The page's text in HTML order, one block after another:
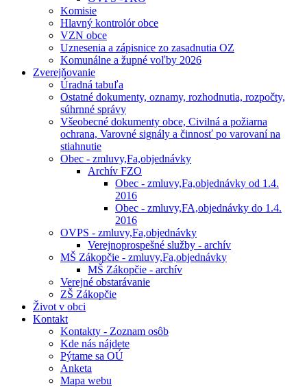
Komisie
Hlavný kontrolór obce
VZN obce
Uznesenia a zápisnice zo zasadnutia OZ
Komunálne a župné voľby 2026
Zverejňovanie
Úradná tabuľa
Ostatné dokumenty, oznamy, rozhodnutia, rozpočty,
súhrnné správy
Všeobecné dokumenty obce, Civilná a požiarna
ochrana, Varovné signály a činnosť po varovaní na
stiahnutie
Obec - zmluvy,Fa,objednávky
Archív FZO
Obec - zmluvy,Fa,objednávky od 1.4.
2016
Obec - zmluvy,FA,objednávky do 1.4.
2016
OVPS - zmluvy,Fa,objednávky
Verejnoprospešné služby - archív
MŠ Zákopčie - zmluvy,Fa,objednávky
MŠ Zákopčie - archív
Verejné obstarávanie
ZŠ Zákopčie
Život v obci
Kontakt
Kontakty - Zoznam osôb
Kde nás nájdete
Pýtame sa OÚ
Anketa
Mapa webu